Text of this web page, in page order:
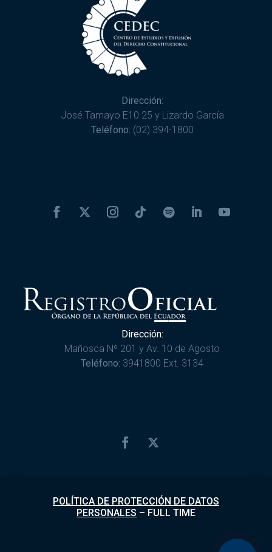
Dirección:
José Tamayo E10 25 y Lizardo García
Teléfono: (02) 394-1800
Dirección:
Mañosca Nº 201 y Av. 10 de Agosto
Teléfono: 3941800 Ext. 3134
POLÍTICA DE PROTECCIÓN DE DATOS
PERSONALES – FULL TIME